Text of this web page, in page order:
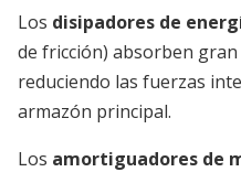
Los disipadores de
de fricción) absorben
reduciendo las fuerzas
armazón principal.
Los amortiguadores de